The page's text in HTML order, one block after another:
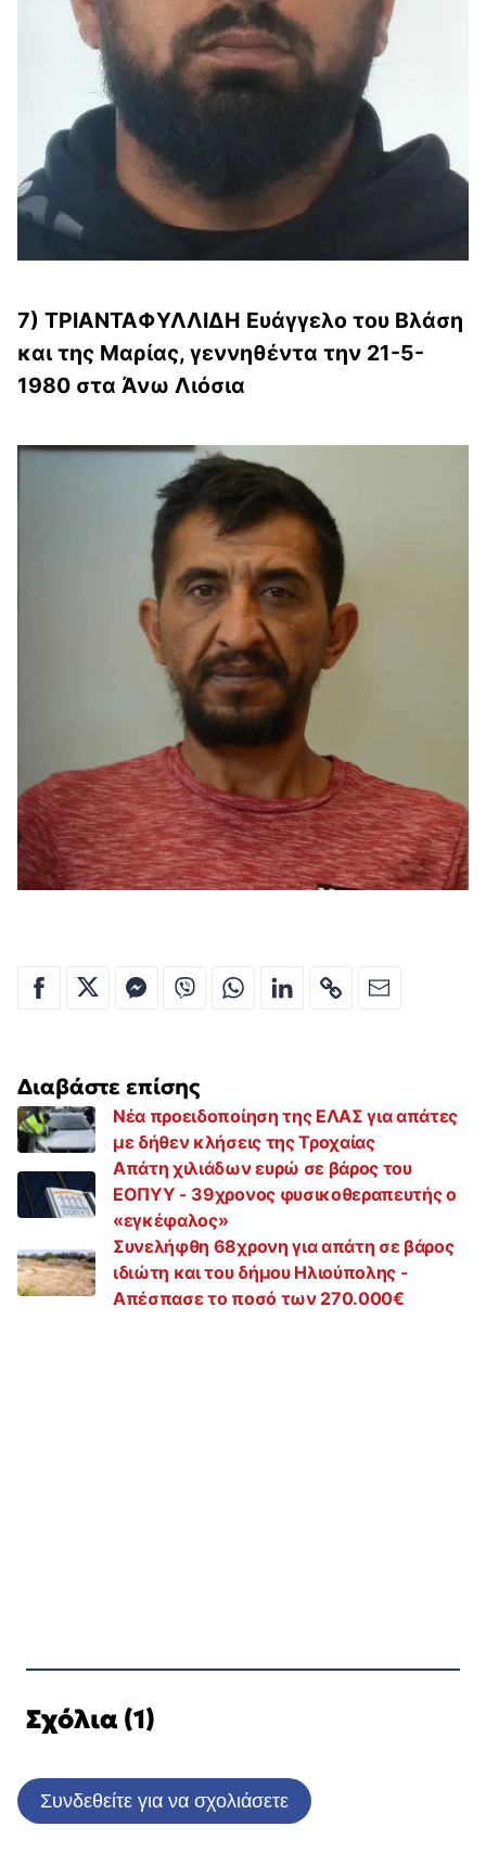
7) ΤΡΙΑΝΤΑΦΥΛΛΙΔΗ Ευάγγελο του Βλάση
και της Μαρίας, γεννηθέντα την 21-5-
1980 στα Άνω Λιόσια
Διαβάστε επίσης
Νέα προειδοποίηση της ΕΛΑΣ για απάτες
με δήθεν κλήσεις της Τροχαίας
Απάτη χιλιάδων ευρώ σε βάρος του
ΕΟΠΥΥ - 39χρονος φυσικοθεραπευτής ο
«εγκέφαλος»
Συνελήφθη 68χρονη για απάτη σε βάρος
ιδιώτη και του δήμου Ηλιούπολης -
Απέσπασε το ποσό των 270.000€
Σχόλια (1)
Συνδεθείτε για να σχολιάσετε